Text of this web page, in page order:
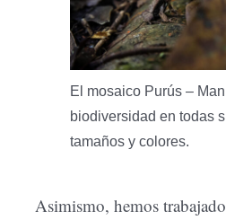
El mosaico Purús –
biodiversidad en todas
tamaños y colores.
Asimismo, hemos